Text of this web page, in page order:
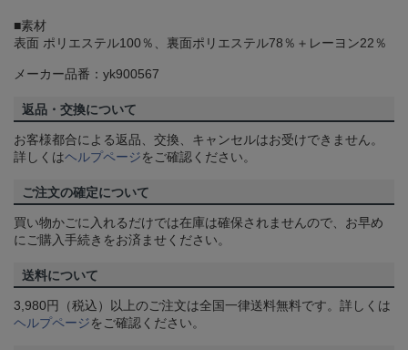
■素材
表面 ポリエステル100％、裏面ポリエステル78％＋レーヨン22％
メーカー品番：yk900567
返品・交換について
お客様都合による返品、交換、キャンセルはお受けできません。
詳しくはヘルプページをご確認ください。
ご注文の確定について
買い物かごに入れるだけでは在庫は確保されませんので、お早め
にご購入手続きをお済ませください。
送料について
3,980円（税込）以上のご注文は全国一律送料無料です。詳しくは
ヘルプページをご確認ください。